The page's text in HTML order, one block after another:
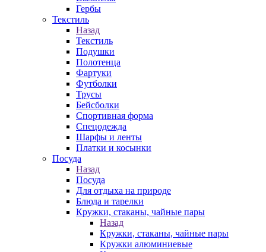
Гербы
Текстиль
Назад
Текстиль
Подушки
Полотенца
Фартуки
Футболки
Трусы
Бейсболки
Спортивная форма
Спецодежда
Шарфы и ленты
Платки и косынки
Посуда
Назад
Посуда
Для отдыха на природе
Блюда и тарелки
Кружки, стаканы, чайные пары
Назад
Кружки, стаканы, чайные пары
Кружки алюминиевые